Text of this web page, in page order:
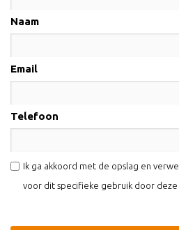
Naam
Email
Telefoon
Ik ga akkoord met de opslag en
voor dit specifieke gebruik door